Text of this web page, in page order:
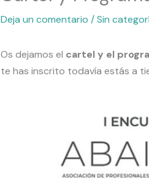
Deja un comentario /Sin
Os dejamos el cartel y el
te has inscrito todavía estás a